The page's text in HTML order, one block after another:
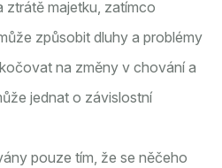
ztrátě majetku, zatímco
způsobit dluhy a problémy
na změny v chování a
jednat o závislostní
pouze tím, že se něčeho